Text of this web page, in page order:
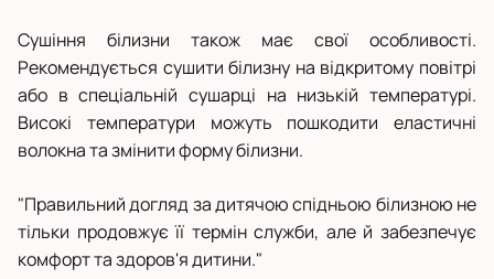
Сушіння білизни також має свої особливості.
Рекомендується сушити білизну на відкритому повітрі
або в спеціальній сушарці на низькій температурі.
Високі температури можуть пошкодити еластичні
волокна та змінити форму білизни.
"Правильний догляд за дитячою спідньою білизною не
тільки продовжує її термін служби, але й забезпечує
комфорт та здоров'я дитини."